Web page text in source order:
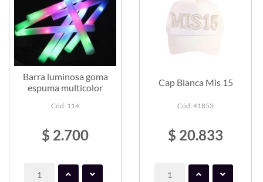
Barra luminosa goma
espuma multicolor
Cód: 114
$ 2.700
Cap Blanca Mis 15
Cód: 41853
$ 20.833